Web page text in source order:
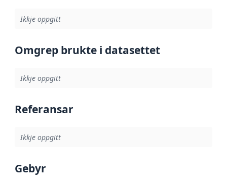
Ikkje oppgitt
Omgrep brukte i datasettet
Ikkje oppgitt
Referansar
Ikkje oppgitt
Gebyr